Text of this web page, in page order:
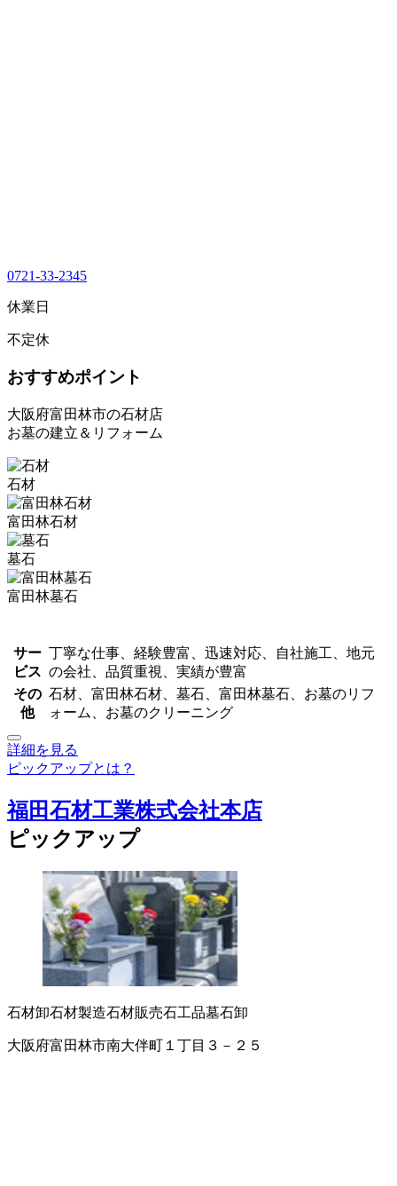
0721-33-2345
休業日
不定休
おすすめポイント
大阪府富田林市の石材店
お墓の建立＆リフォーム
石材
富田林石材
墓石
富田林墓石
サー
ビス
丁寧な仕事、経験豊富、迅速対応、自社施工、地元
の会社、品質重視、実績が豊富
その
他
石材、富田林石材、墓石、富田林墓石、お墓のリフ
ォーム、お墓のクリーニング
詳細を見る
ピックアップとは？
福田石材工業株式会社本店
ピックアップ
石材卸石材製造石材販売石工品墓石卸
大阪府富田林市南大伴町１丁目３－２５